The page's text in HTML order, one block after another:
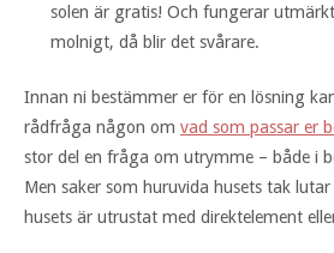
solen är gratis! Och fungerar
molnigt, då blir det svårare.
Innan ni bestämmer er för en lösning
rådfråga någon om vad som passar er
stor del en fråga om utrymme – både i
Men saker som huruvida husets tak
husets är utrustat med direktelement